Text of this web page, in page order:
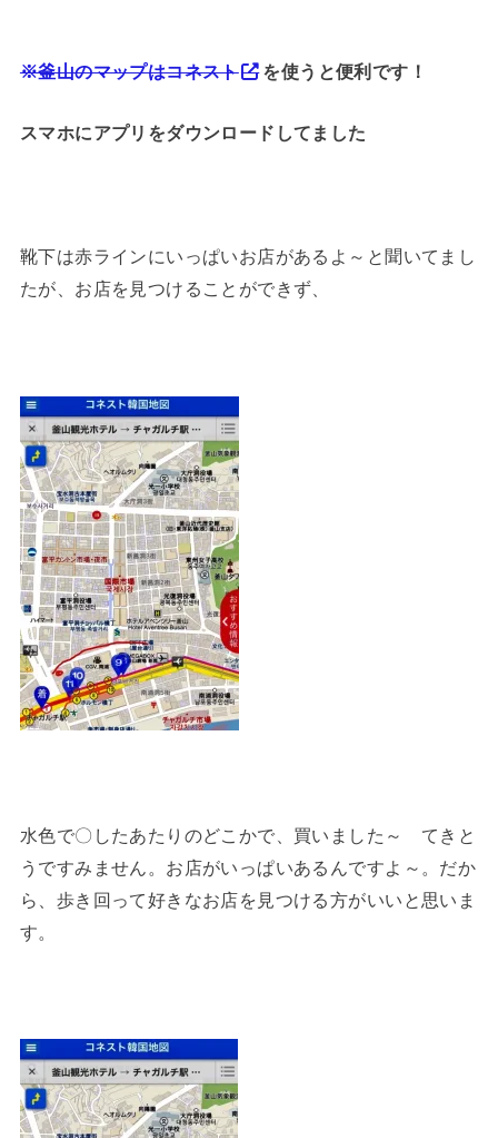
※釜山のマップはコネスト を使うと便利です！
スマホにアプリをダウンロードしてました
靴下は赤ラインにいっぱいお店があるよ～と聞いてまし
たが、お店を見つけることができず、
水色で〇したあたりのどこかで、買いました～ てきと
うですみません。お店がいっぱいあるんですよ～。だか
ら、歩き回って好きなお店を見つける方がいいと思いま
す。